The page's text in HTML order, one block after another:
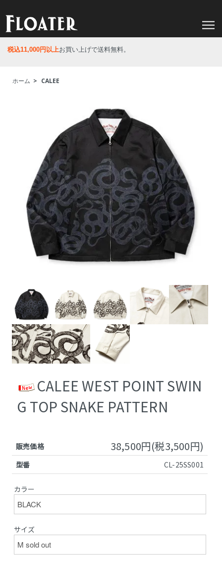
税込11,000円以上お買い上げで送料無料。
ホーム > CALEE
CALEE WEST POINT SWIN
G TOP SNAKE PATTERN
販売価格 38,500円(税3,500円)
型番 CL-25SS001
カラー
サイズ